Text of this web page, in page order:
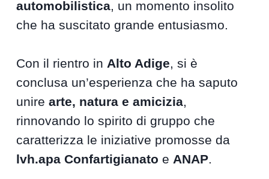
automobilistica, un momento insolito
che ha suscitato grande entusiasmo.
Con il rientro in Alto Adige, si è
conclusa un’esperienza che ha saputo
unirearte, natura e amicizia,
rinnovando lo spirito di gruppo che
caratterizza le iniziative promosse da
lvh.apa Confartigianato e ANAP.